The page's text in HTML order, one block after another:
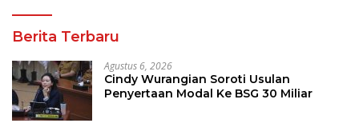
Berita Terbaru
Agustus 6, 2026
Cindy Wurangian Soroti Usulan
Penyertaan Modal Ke BSG 30 Miliar